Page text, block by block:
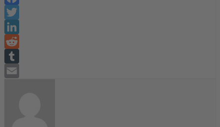
Facebook
Twitter
LinkedIn
Reddit
Tumblr